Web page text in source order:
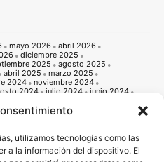
utilizamos tecnologías como las
a la información del dispositivo. El
mayo 2026
abril 2026
diciembre 2025
2025
agosto 2025
abril 2025
marzo 2025
2024
noviembre 2024
2024 julio 2024
junio 2024
2023
septiembre 2023
mayo 2023
abril 2023
2022
agosto 2022
abril 2022
marzo 2022
2021
noviembre 2021